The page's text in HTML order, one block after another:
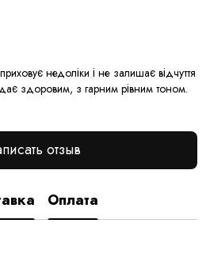
недоліки і не залишає відчуття
здоровим, з гарним рівним тоном.
отзыв
Оплата